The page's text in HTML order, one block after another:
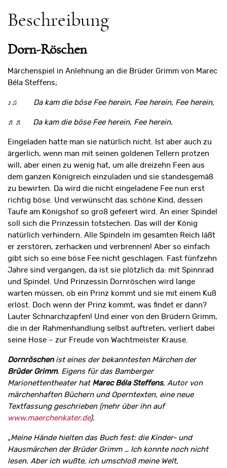
Beschreibung
Dorn-Röschen
Märchenspiel in Anlehnung an die Brüder Grimm von Marec
Béla Steffens;
♪♫ Da kam die böse Fee herein, Fee herein, Fee herein,
♬♬ Da kam die böse Fee herein, Fee herein.
Eingeladen hatte man sie natürlich nicht. Ist aber auch zu
ärgerlich, wenn man mit seinen goldenen Tellern protzen
will, aber einen zu wenig hat, um alle dreizehn Feen aus
dem ganzen Königreich einzuladen und sie standesgemäß
zu bewirten. Da wird die nicht eingeladene Fee nun erst
richtig böse. Und verwünscht das schöne Kind, dessen
Taufe am Königshof so groß gefeiert wird. An einer Spindel
soll sich die Prinzessin totstechen. Das will der König
natürlich verhindern. Alle Spindeln im gesamten Reich läßt
er zerstören, zerhacken und verbrennen! Aber so einfach
gibt sich so eine böse Fee nicht geschlagen. Fast fünfzehn
Jahre sind vergangen, da ist sie plötzlich da: mit Spinnrad
und Spindel. Und Prinzessin Dornröschen wird lange
warten müssen, ob ein Prinz kommt und sie mit einem Kuß
erlöst. Doch wenn der Prinz kommt, was findet er dann?
Lauter Schnarchzapfen! Und einer von den Brüdern Grimm,
die in der Rahmenhandlung selbst auftreten, verliert dabei
seine Hose – zur Freude von Wachtmeister Krause.
Dornröschenist eines der bekanntesten Märchen der
Brüder Grimm. Eigens für das Bamberger
Marionettentheater hat Marec Béla Steffens, Autor von
märchenhaften Büchern und Operntexten, eine neue
Textfassung geschrieben (mehr über ihn auf
www.maerchenkater.de).
„Meine Hände hielten das Buch fest: die Kinder- und
Hausmärchen der Brüder Grimm … Ich konnte noch nicht
lesen. Aber ich wußte, ich umschloß meine Welt,